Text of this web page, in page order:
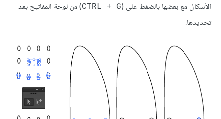
الأشكال مع بعضها بالضغط على (CTRL + G) من لوحة المفاتيح بعد
تحديدها.